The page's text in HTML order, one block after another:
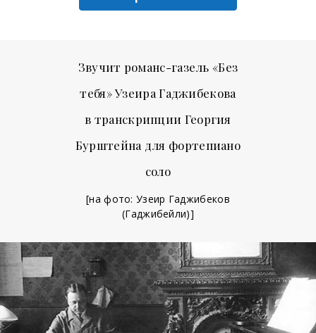
Звучит романс-газель «Без
тебя» Узеира Гаджибекова
в транскрипции Георгия
Бурштейна для фортепиано
соло
[на фото: Узеир Гаджибеков
(Гаджибейли)]